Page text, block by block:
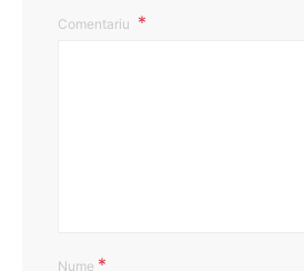
Comentariu
Nume *